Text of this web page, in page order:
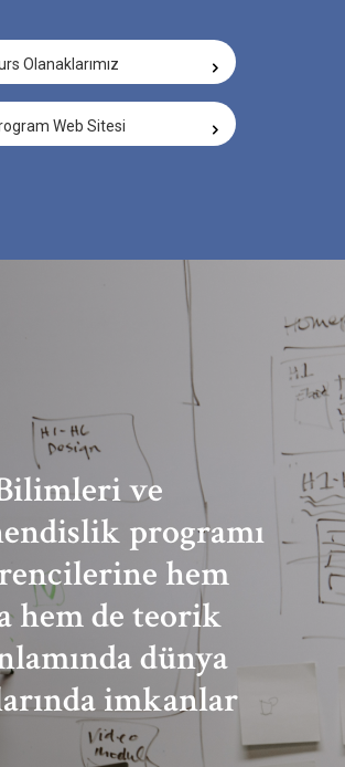
Olanaklarımız
Web Sitesi
ve
programı
hem
hem de teorik
dünya
imkanlar